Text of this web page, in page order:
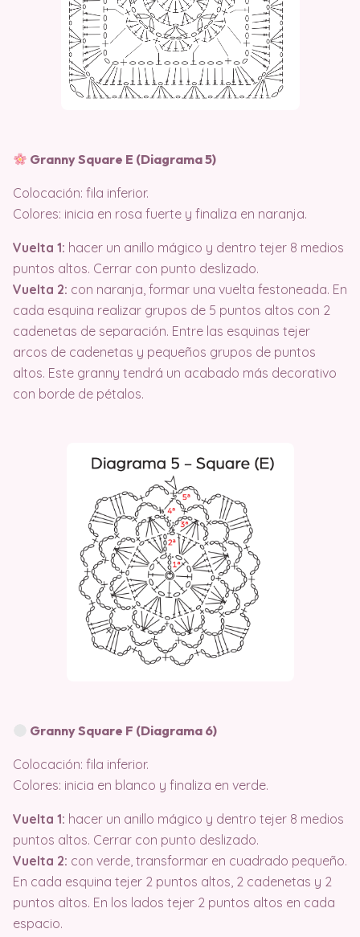
Granny Square E (Diagrama 5)
Colocación: fila inferior.
Colores: inicia en rosa fuerte y finaliza en naranja.
Vuelta 1: hacer un anillo mágico y dentro tejer 8 medios
puntos altos. Cerrar con punto deslizado.
Vuelta 2: con naranja, formar una vuelta festoneada. En
cada esquina realizar grupos de 5 puntos altos con 2
cadenetas de separación. Entre las esquinas tejer
arcos de cadenetas y pequeños grupos de puntos
altos. Este granny tendrá un acabado más decorativo
con borde de pétalos.
Granny Square F (Diagrama 6)
Colocación: fila inferior.
Colores: inicia en blanco y finaliza en verde.
Vuelta 1: hacer un anillo mágico y dentro tejer 8 medios
puntos altos. Cerrar con punto deslizado.
Vuelta 2: con verde, transformar en cuadrado pequeño.
En cada esquina tejer 2 puntos altos, 2 cadenetas y 2
puntos altos. En los lados tejer 2 puntos altos en cada
espacio.